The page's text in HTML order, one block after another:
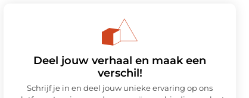
Deel jouw verhaal en maak een
verschil!
Schrijf je in en deel jouw unieke ervaring op ons